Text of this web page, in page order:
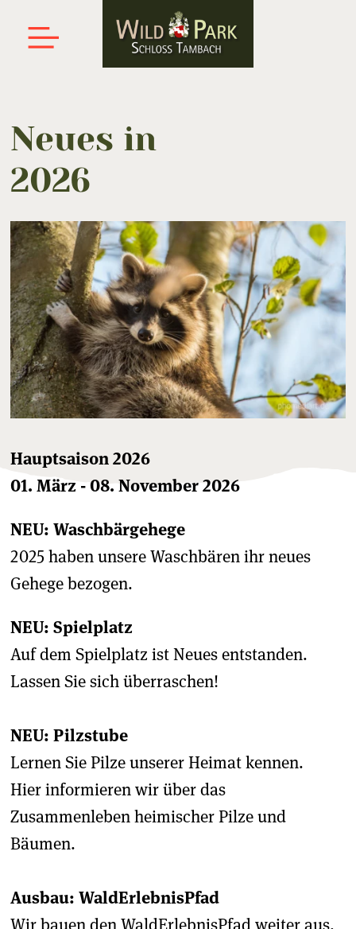
Neues in
2026
Hauptsaison 2026
01. März - 08. November 2026
NEU: Waschbärgehege
2025 haben unsere Waschbären ihr neues
Gehege bezogen.
NEU: Spielplatz
Auf dem Spielplatz ist Neues entstanden.
Lassen Sie sich überraschen!
NEU: Pilzstube
Lernen Sie Pilze unserer Heimat kennen.
Hier informieren wir über das
Zusammenleben heimischer Pilze und
Bäumen.
Ausbau: WaldErlebnisPfad
Wir bauen den WaldErlebnisPfad weiter aus.